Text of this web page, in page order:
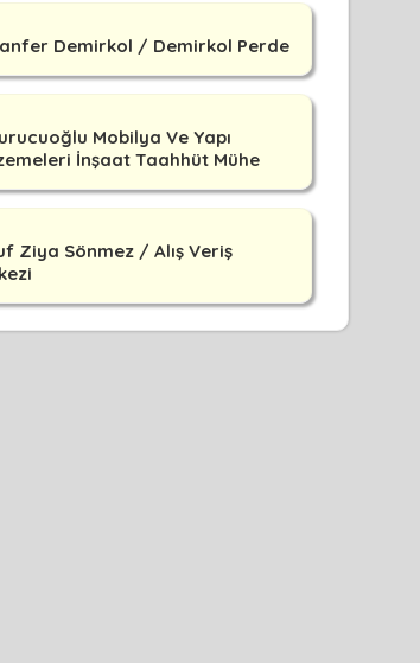
Demirkol / Demirkol Perde
Mobilya Ve Yapı
İnşaat Taahhüt Mühe
Ziya Sönmez / Alış Veriş